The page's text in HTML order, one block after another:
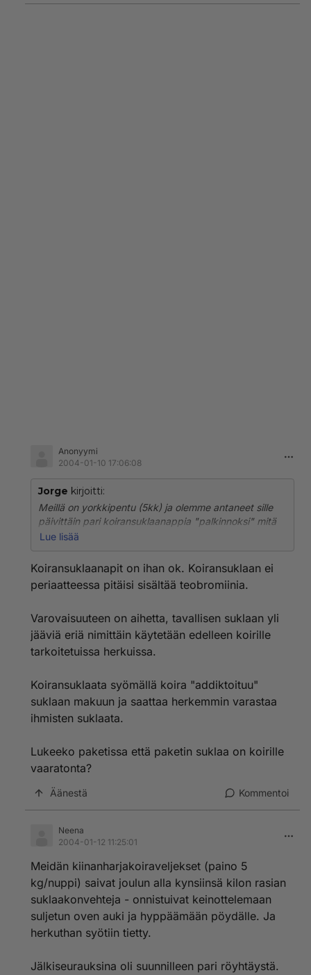
Anonyymi
2004-01-10 17:06:08
Jorge kirjoitti:
Meillä on yorkkipentu (5kk) ja olemme antaneet sille
päivittäin pari koiransuklaanappia "palkinnoksi" mitä
mieltä näistä napeista? Ovat kuitenkin koirille
Lue lisää
Koiransuklaanapit on ihan ok. Koiransuklaan ei
periaatteessa pitäisi sisältää teobromiinia.
Varovaisuuteen on aihetta, tavallisen suklaan yli
jääviä eriä nimittäin käytetään edelleen koirille
tarkoitetuissa herkuissa.
Koiransuklaata syömällä koira "addiktoituu"
suklaan makuun ja saattaa herkemmin varastaa
ihmisten suklaata.
Lukeeko paketissa että paketin suklaa on koirille
vaaratonta?
Äänestä Kommentoi
Neena
2004-01-12 11:25:01
Meidän kiinanharjakoiraveljekset (paino 5
kg/nuppi) saivat joulun alla kynsiinsä kilon rasian
suklaakonvehteja - onnistuivat keinottelemaan
suljetun oven auki ja hyppäämään pöydälle. Ja
herkuthan syötiin tietty.
Jälkiseurauksina oli suunnilleen pari röyhtäystä.